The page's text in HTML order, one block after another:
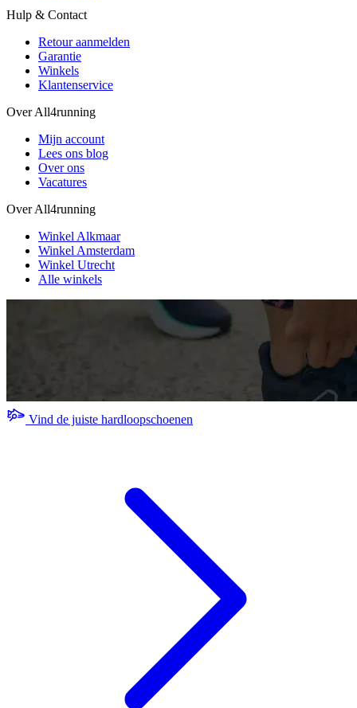
Hulp & Contact
Retour aanmelden
Garantie
Winkels
Klantenservice
Over All4running
Mijn account
Lees ons blog
Over ons
Vacatures
Over All4running
Winkel Alkmaar
Winkel Amsterdam
Winkel Utrecht
Alle winkels
Vind de juiste hardloopschoenen